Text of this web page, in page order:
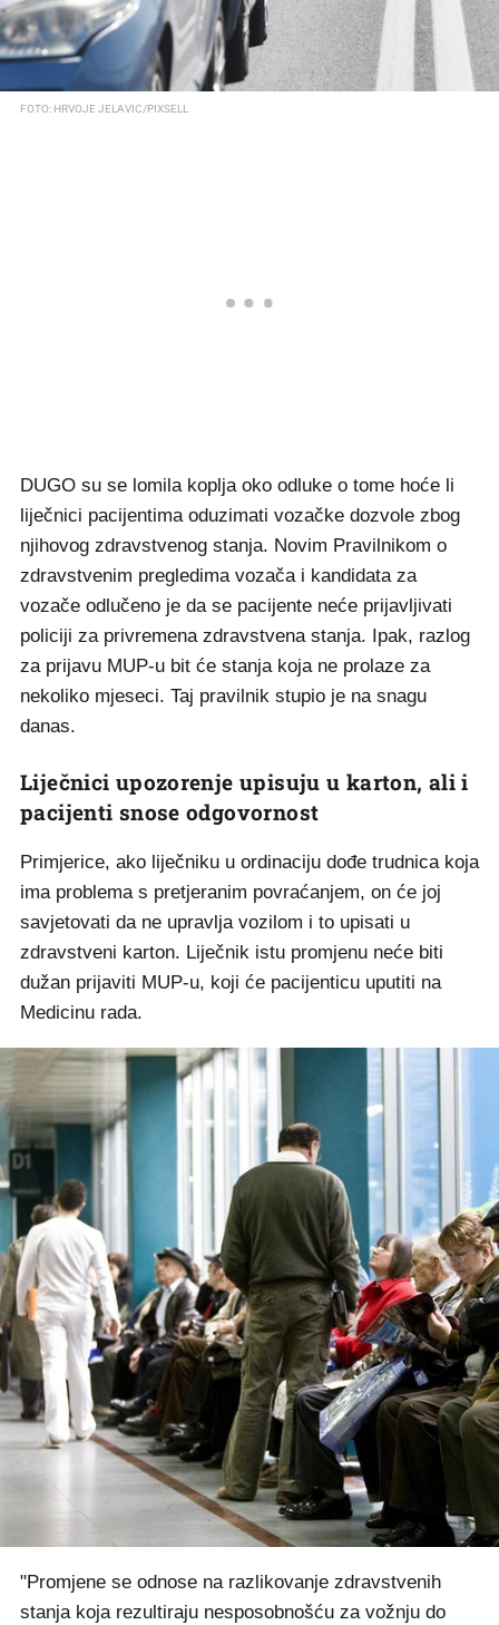
FOTO: HRVOJE JELAVIC/PIXSELL
DUGO su se lomila koplja oko odluke o tome hoće li
liječnici pacijentima oduzimati vozačke dozvole zbog
njihovog zdravstvenog stanja. Novim Pravilnikom o
zdravstvenim pregledima vozača i kandidata za
vozače odlučeno je da se pacijente neće prijavljivati
policiji za privremena zdravstvena stanja. Ipak, razlog
za prijavu MUP-u bit će stanja koja ne prolaze za
nekoliko mjeseci. Taj pravilnik stupio je na snagu
danas.
Liječnici upozorenje upisuju u karton, ali i
pacijenti snose odgovornost
Primjerice, ako liječniku u ordinaciju dođe trudnica koja
ima problema s pretjeranim povraćanjem, on će joj
savjetovati da ne upravlja vozilom i to upisati u
zdravstveni karton. Liječnik istu promjenu neće biti
dužan prijaviti MUP-u, koji će pacijenticu uputiti na
Medicinu rada.
"Promjene se odnose na razlikovanje zdravstvenih
stanja koja rezultiraju nesposobnošću za vožnju do